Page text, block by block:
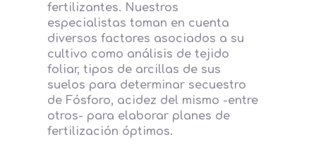
fertilizantes. Nuestros
especialistas toman en cuenta
diversos factores asociados a su
cultivo como análisis de tejido
foliar, tipos de arcillas de sus
suelos para determinar secuestro
de Fósforo, acidez del mismo -entre
otros- para elaborar planes de
fertilización óptimos.